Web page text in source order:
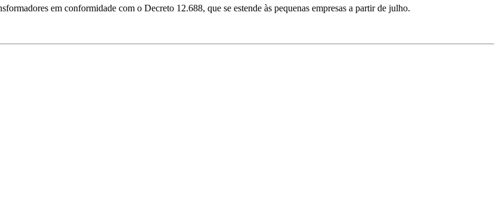
em conformidade com o Decreto 12.688, que se estende às pequenas empresas a partir de julho.